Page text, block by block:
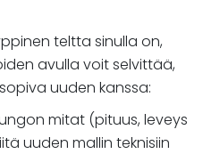
teltta sinulla on,
avulla voit selvittää,
uuden kanssa:
mitat (pituus, leveys
uuden mallin teknisiin